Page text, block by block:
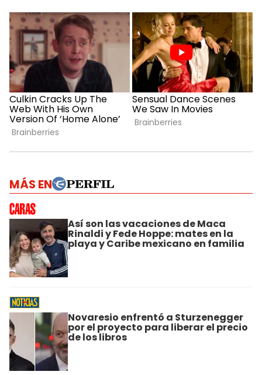
MÁS EN
Así son las vacaciones de Maca
Rinaldi y Fede Hoppe: mates en la
playa y Caribe mexicano en familia
Novaresio enfrentó a Sturzenegger
por el proyecto para liberar el precio
de los libros